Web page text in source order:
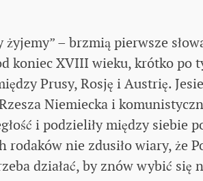
żyjemy” – brzmią pierwsze
koniec XVIII wieku, krótko po
Prusy, Rosję i Austrię.
Niemiecka i
i podzieliły między siebie
nie zdusiło wiary, że
działać, by znów wybić się